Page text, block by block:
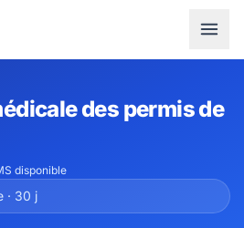
des permis de
disponible
· 30 j